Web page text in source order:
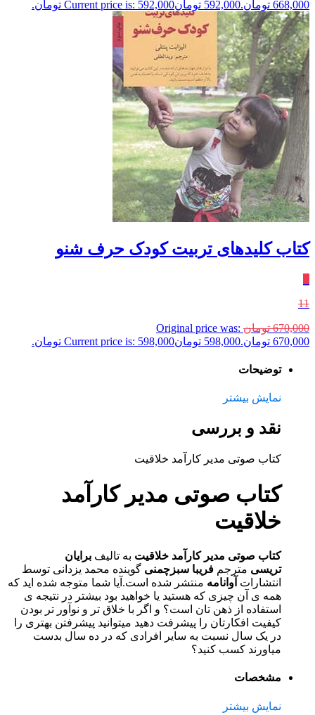
668,000 تومان. 592,000 تومانCurrent price is: 592,000 تومان.
کتاب کلیدهای تربیت کودک حرف‌ شنو
11
670,000 تومان Original price was:
670,000 تومان.
598,000 تومانCurrent price is: 598,000 تومان.
توضیحات
نمایش بیشتر
نقد و بررسی
کتاب صوتی مدیر کارآمد خلاقیت
کتاب صوتی مدیر کارآمد
خلاقیت
کتاب صوتی مدیر کارآمد خلاقیت به تالیف برایان
تریسی مترجم فریبا سبزچمنی گوینده محمد یزدانی توسط
انتشارات آوانامه منتشر شده است.آیا شما متوجه شده اید که
همه ی آن چیزی که هستید یا خواهید بود بیشتر در نتیجه ی
استفاده از ذهن تان است؟ و اگر با خلاق تر و نوآور تر بودن
کیفیت افکارتان را پیشرفت دهید میتوانید پیشرفتن بهتری را
در یک سال نسبت به سایر افرادی که در ده سال بدست
میاورند کسب کنید؟
مشخصات
نمایش بیشتر